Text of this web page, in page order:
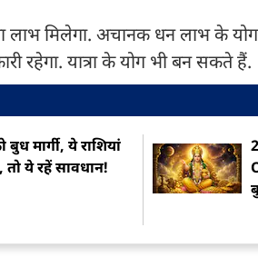
लाभ मिलेगा. अचानक धन लाभ के
रहेगा. यात्रा के योग भी बन सकते हैं.
मार्गी, ये राशियां
तो ये रहें सावधान!